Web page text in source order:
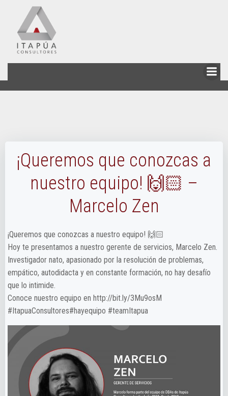
¡Queremos que conozcas a
nuestro equipo! 🙌🏻 –
Marcelo Zen
¡Queremos que conozcas a nuestro equipo! 🙌🏻
Hoy te presentamos a nuestro gerente de servicios, Marcelo Zen.
Investigador nato, apasionado por la resolución de problemas,
empático, autodidacta y en constante formación, no hay desafío
que lo intimide.
Conoce nuestro equipo en http://bit.ly/3Mu9osM
#ItapuaConsultores#hayequipo #teamItapua